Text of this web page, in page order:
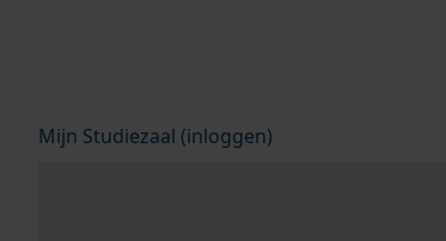
Mijn Studiezaal (inloggen)